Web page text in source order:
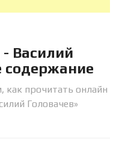
Василий
содержание
как прочитать онлайн
Головачев»